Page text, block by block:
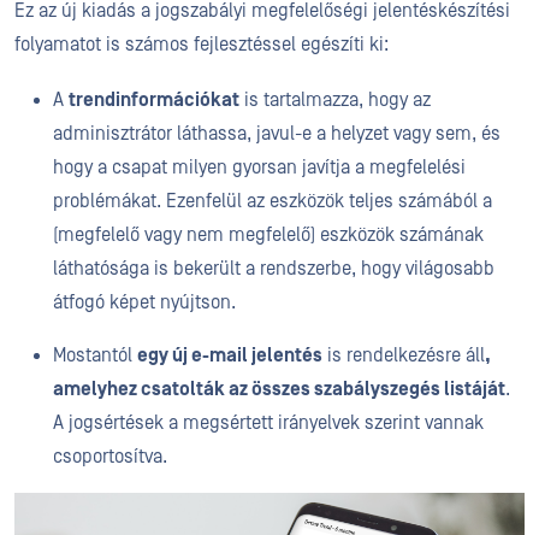
Ez az új kiadás a jogszabályi megfelelőségi jelentéskészítési
folyamatot is számos fejlesztéssel egészíti ki:
A trendinformációkat is tartalmazza, hogy az
adminisztrátor láthassa, javul-e a helyzet vagy sem, és
hogy a csapat milyen gyorsan javítja a megfelelési
problémákat. Ezenfelül az eszközök teljes számából a
(megfelelő vagy nem megfelelő) eszközök számának
láthatósága is bekerült a rendszerbe, hogy világosabb
átfogó képet nyújtson.
Mostantól egy új e-mail jelentés is rendelkezésre áll,
amelyhez csatolták az összes szabályszegés listáját.
A jogsértések a megsértett irányelvek szerint vannak
csoportosítva.